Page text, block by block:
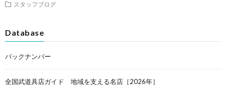
スタッフブログ
Database
バックナンバー
全国武道具店ガイド 地域を支える名店［2026年］